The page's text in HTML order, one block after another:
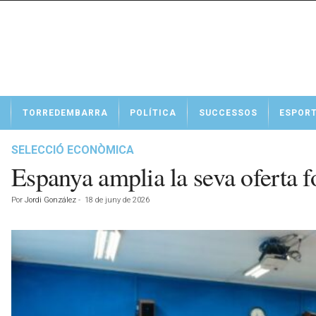
t
TORREDEMBARRA POLÍTICA SUCCESSOS
SELECCIÓ ECONÒMICA
Espanya amplia la seva oferta
Por Jordi González - 18 de juny de 2026